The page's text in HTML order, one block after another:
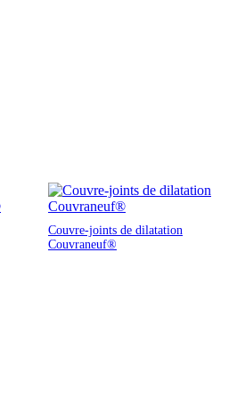
Couvre-joints de dilatation
Couvraneuf®